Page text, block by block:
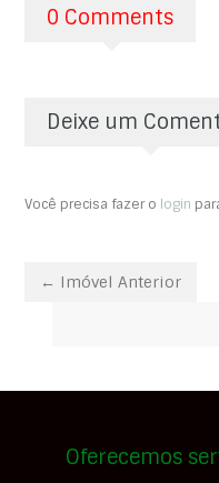
0 Comments
Deixe um
Você precisa fazer o login
← Imóvel Anterior
Oferecemos